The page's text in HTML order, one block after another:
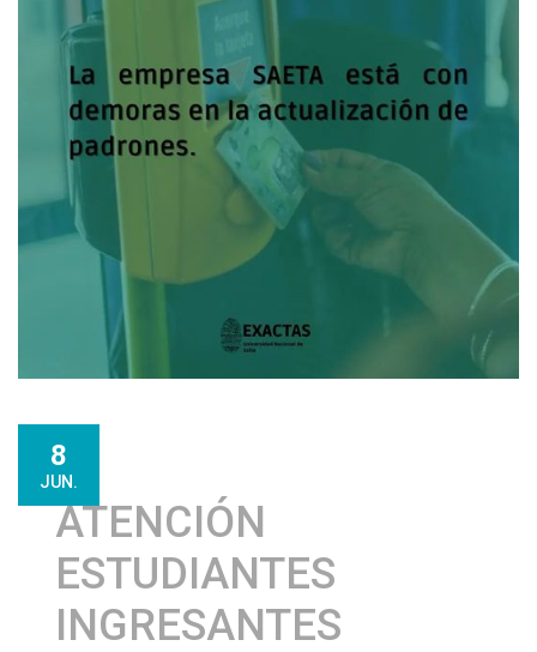
8
JUN.
ATENCIÓN
ESTUDIANTES
INGRESANTES